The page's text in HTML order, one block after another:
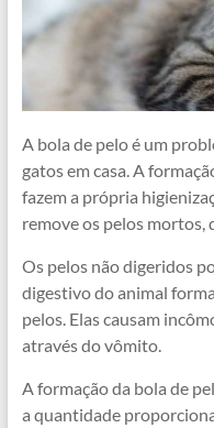
A bola de pelo é um
gatos em casa. A
fazem a própria
remove os pelos mortos,
Os pelos não digeridos
digestivo do animal
pelos. Elas causam
através do vômito.
A formação da bola de
a quantidade